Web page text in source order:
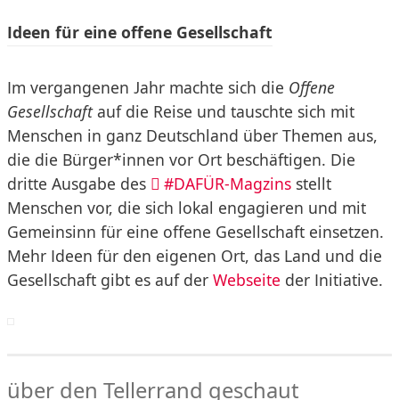
Ideen für eine offene Gesellschaft
Im vergangenen Jahr machte sich die Offene
Gesellschaftauf die Reise und tauschte sich mit
Menschen in ganz Deutschland über Themen aus,
die die Bürger*innen vor Ort beschäftigen. Die
dritte Ausgabe des
#DAFÜR-Magzins stellt
Menschen vor, die sich lokal engagieren und mit
Gemeinsinn für eine offene Gesellschaft einsetzen.
Mehr Ideen für den eigenen Ort, das Land und die
Gesellschaft gibt es auf der Webseite der Initiative.
über den Tellerrand geschaut